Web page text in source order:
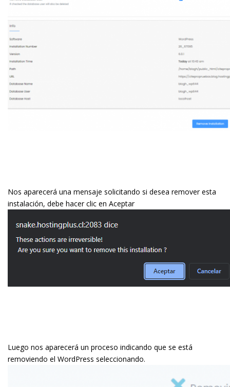
Nos aparecerá una mensaje solicitando si desea remover esta
instalación, debe hacer clic en Aceptar
Luego nos aparecerá un proceso indicando que se está
removiendo el WordPress seleccionando.